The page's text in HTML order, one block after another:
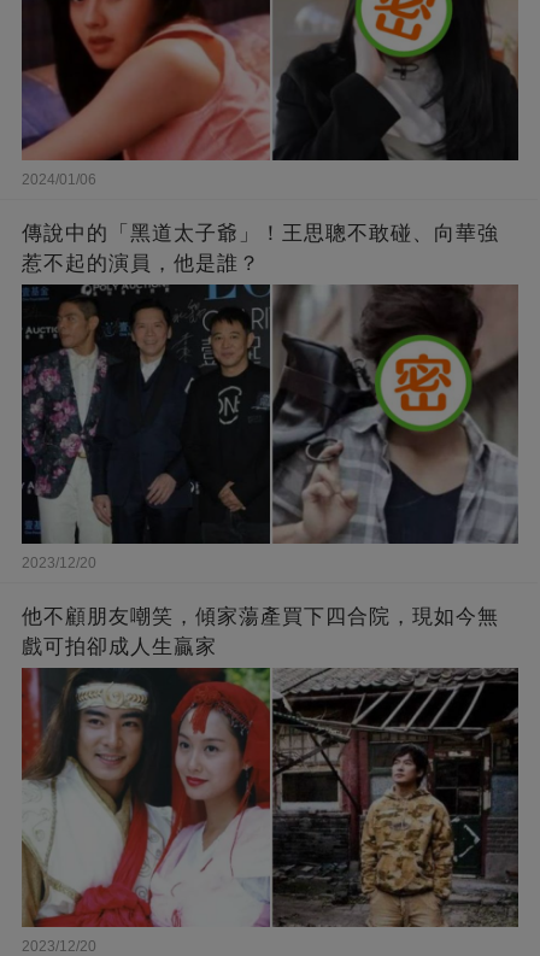
2024/01/06
傳說中的「黑道太子爺」！王思聰不敢碰、向華強
惹不起的演員，他是誰？
2023/12/20
他不顧朋友嘲笑，傾家蕩產買下四合院，現如今無
戲可拍卻成人生贏家
2023/12/20